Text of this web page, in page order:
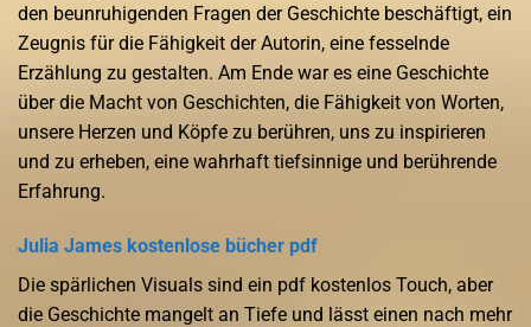
den beunruhigenden Fragen der Geschichte beschäftigt, ein
Zeugnis für die Fähigkeit der Autorin, eine fesselnde
Erzählung zu gestalten. Am Ende war es eine Geschichte
über die Macht von Geschichten, die Fähigkeit von Worten,
unsere Herzen und Köpfe zu berühren, uns zu inspirieren
und zu erheben, eine wahrhaft tiefsinnige und berührende
Erfahrung.
Julia James kostenlose bücher pdf
Die spärlichen Visuals sind ein pdf kostenlos Touch, aber
die Geschichte mangelt an Tiefe und lässt einen nach mehr